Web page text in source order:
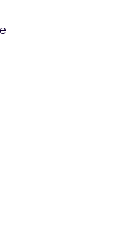
uma nova guia